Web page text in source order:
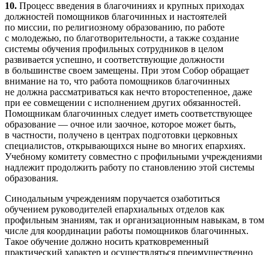
10. Процесс введения в благочиниях и крупных приходах
должностей помощников благочинных и настоятелей
по миссии, по религиозному образованию, по работе
с молодежью, по благотворительности, а также создание
системы обучения профильных сотрудников в целом
развивается успешно, и соответствующие должности
в большинстве своем замещены. При этом Собор обращает
внимание на то, что работа помощников благочинных
не должна рассматриваться как нечто второстепенное, даже
при ее совмещении с исполнением других обязанностей.
Помощникам благочинных следует иметь соответствующее
образование — очное или заочное, которое может быть,
в частности, получено в центрах подготовки церковных
специалистов, открывающихся ныне во многих епархиях.
Учебному комитету совместно с профильными учреждениями
надлежит продолжить работу по становлению этой системы
образования.
Синодальным учреждениям поручается озаботиться
обучением руководителей епархиальных отделов как
профильным знаниям, так и организационным навыкам, в том
числе для координации работы помощников благочинных.
Такое обучение должно носить кратковременный
практический характер и осуществляться преимущественно